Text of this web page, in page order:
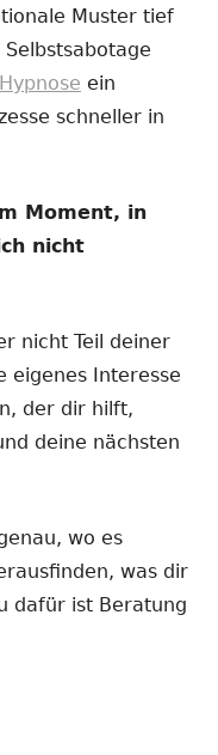
Muster tief
Hypnose ein
schneller in
Moment, in
nicht
nicht Teil deiner
eigenes Interesse
der dir hilft,
deine nächsten
wo es
was dir
dafür ist Beratung